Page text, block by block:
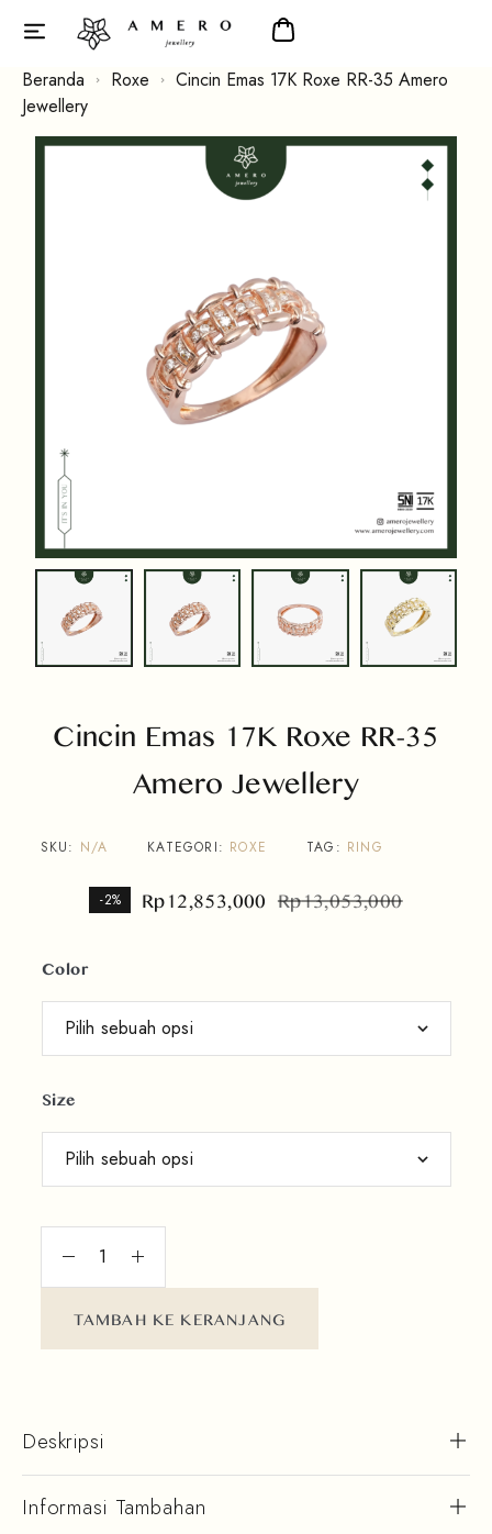
Beranda Roxe
Cincin Emas 17K Roxe RR-35 Amero
Jewellery
Cincin Emas 17K Roxe RR-35
Amero Jewellery
SKU: N/A KATEGORI: ROXE TAG: RING
-2% Rp13,053,000
Rp12,853,000
Color
Size
TAMBAH KE KERANJANG
Deskripsi
Informasi Tambahan